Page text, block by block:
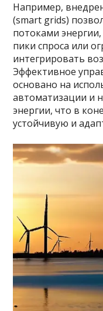
Например,
(smart grids)
потоками
пики спроса или
интегрировать
Эффективное
основано на
автоматизации и
энергии, что в
устойчивую и